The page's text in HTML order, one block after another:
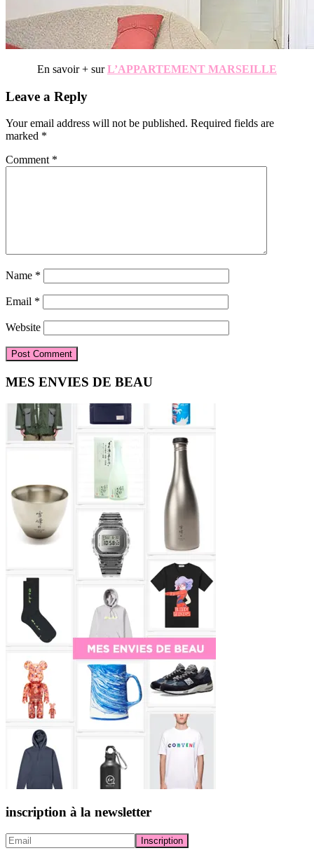
En savoir + surL’APPARTEMENT MARSEILLE
Reader
Leave a Reply
Your email address will not be published. Required fields are
marked *
Comment *
Name *
Email *
Website
Primary
Sidebar
MES ENVIES DE BEAU
inscription à la newsletter